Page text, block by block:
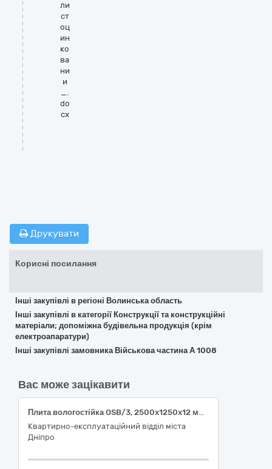
ли
ст
оц
ин
ко
ва
ни
и
_.
do
cx
Друкувати
Корисні посилання
Інші закупівлі в регіоні Волинська область
Інші закупівлі в категорії Конструкції та конструкційні
матеріали; допоміжна будівельна продукція (крім
електроапаратури)
Інші закупівлі замовника Військова частина А 1008
Вас може зацікавити
Плита вологостійка OSB/3, 2500х1250х12 мм, з прямими краями
Квартирно-експлуатаційний відділ міста
Дніпро